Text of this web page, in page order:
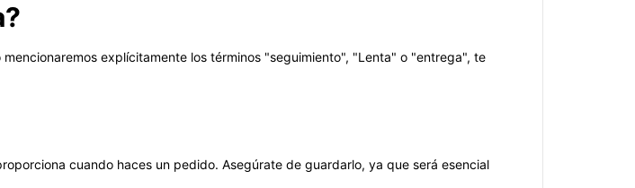
explícitamente los términos "seguimiento", "Lenta" o "entrega", te
cuando haces un pedido. Asegúrate de guardarlo, ya que será esencial